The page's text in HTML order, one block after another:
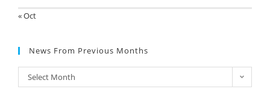
« Oct
News From Previous Months
Select Month